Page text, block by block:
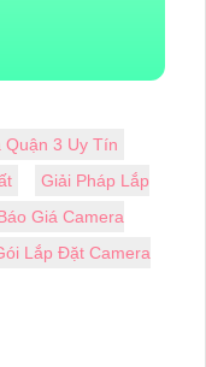
3 Uy Tín
Giải Pháp Lắp
Giá Camera
Lắp Đặt Camera